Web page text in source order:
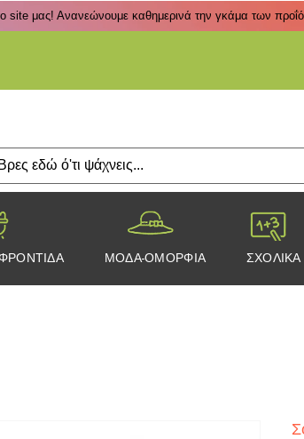
site μας! Ανανεώνουμε καθημερινά την γκάμα των
ΜΟΔΑ-ΟΜΟΡΦΙΑ ΣΧΟΛΙΚΑ